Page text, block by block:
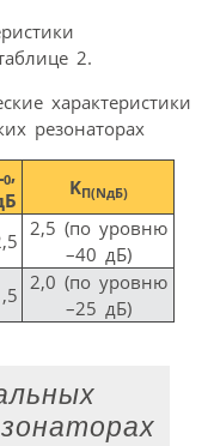
2.
характеристики
резонаторах
0,
KП(NдБ)
2,5 (по уровню
–40 дБ)
2,0 (по уровню
–25 дБ)